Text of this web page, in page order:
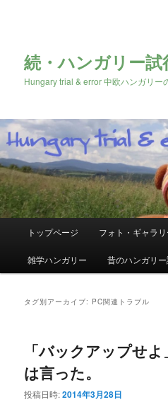
続・ハンガリー試
Hungary trial & error 中欧ハンガリ
メ
イ
ン
テ
サ
ブ
テ
ン
トップページ フォト・ギャラリ
雑学ハンガリー 昔のハンガリ
タグ別アーカイブ: PC関連トラブル
「バックアップせ
は言った。
投稿日時:2014年3月28日